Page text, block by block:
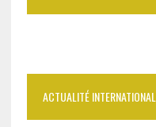
ACTUALITÉ